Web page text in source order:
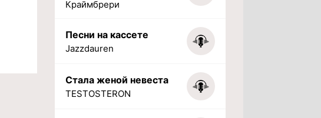
Краймбрери
Песни на кассете
Jazzdauren
Стала женой невеста
TESTOSTERON